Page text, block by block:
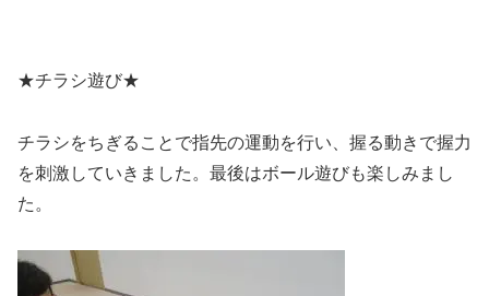
★チラシ遊び★
チラシをちぎることで指先の運動を行い、握る動きで握力
を刺激していきました。最後はボール遊びも楽しみまし
た。